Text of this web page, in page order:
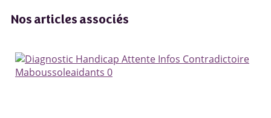
Nos articles associés